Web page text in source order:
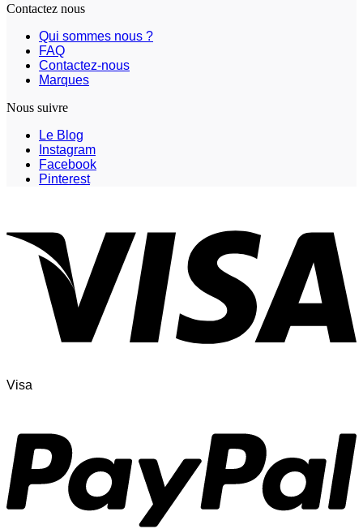
Contactez nous
Qui sommes nous ?
FAQ
Contactez-nous
Marques
Nous suivre
Le Blog
Instagram
Facebook
Pinterest
Visa